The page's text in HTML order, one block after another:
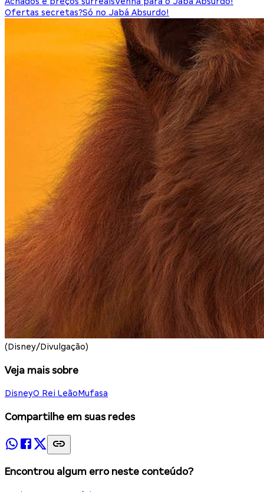
Ofertas secretas?Só no Jabá Absurdo!
(Disney/Divulgação)
Veja mais sobre
DisneyO Rei LeãoMufasa
Compartilhe em suas redes
Encontrou algum erro neste conteúdo?